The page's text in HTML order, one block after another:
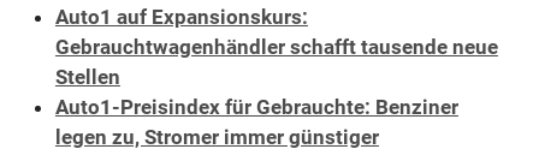
Auto1 auf Expansionskurs:
Gebrauchtwagenhändler schafft tausende neue
Stellen
Auto1-Preisindex für Gebrauchte: Benziner
legen zu, Stromer immer günstiger